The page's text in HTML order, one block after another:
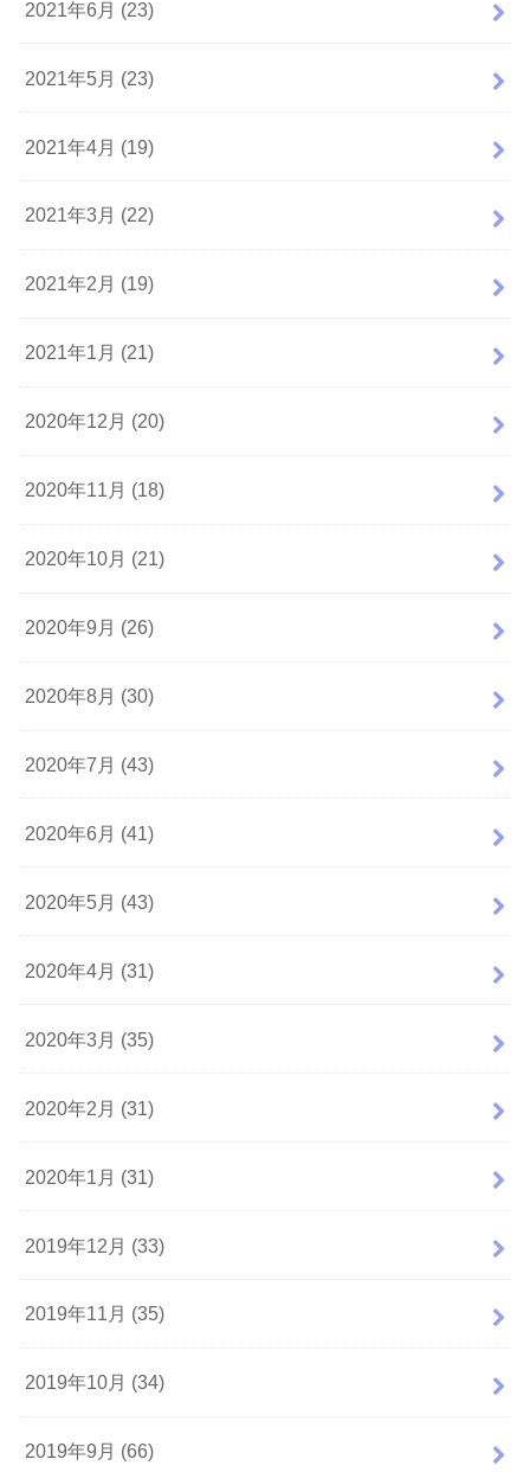
2021年6月 (23)
2021年5月 (23)
2021年4月 (19)
2021年3月 (22)
2021年2月 (19)
2021年1月 (21)
2020年12月 (20)
2020年11月 (18)
2020年10月 (21)
2020年9月 (26)
2020年8月 (30)
2020年7月 (43)
2020年6月 (41)
2020年5月 (43)
2020年4月 (31)
2020年3月 (35)
2020年2月 (31)
2020年1月 (31)
2019年12月 (33)
2019年11月 (35)
2019年10月 (34)
2019年9月 (66)